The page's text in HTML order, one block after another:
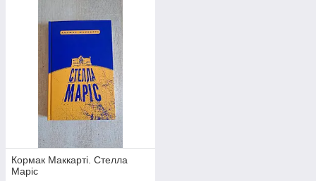
Кормак Маккарті. Стелла
Маріс